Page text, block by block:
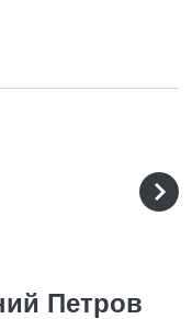
Петров